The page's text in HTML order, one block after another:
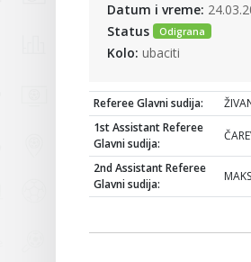
Datum i vreme:
Status
Odigrana
Kolo: ubaciti
Referee Glavni sudija:
1st Assistant Referee
Glavni sudija:
2nd Assistant Referee
Glavni sudija: